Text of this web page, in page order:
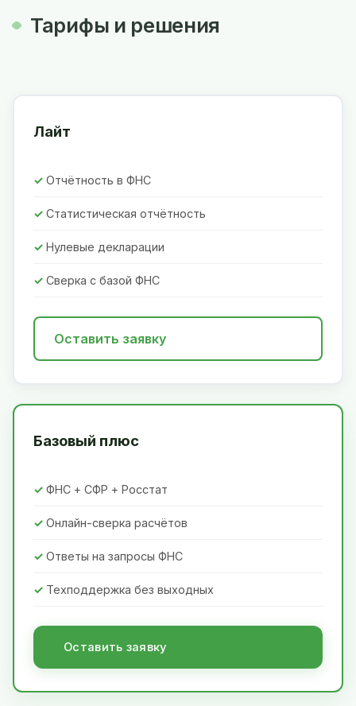
Тарифы и решения
Лайт
Отчётность в ФНС
Статистическая отчётность
Нулевые декларации
Сверка с базой ФНС
Оставить заявку
Базовый плюс
ФНС + СФР + Росстат
Онлайн-сверка расчётов
Ответы на запросы ФНС
Техподдержка без выходных
Оставить заявку